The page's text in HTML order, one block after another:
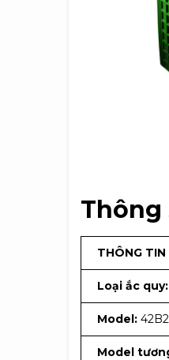
Thông
THÔNG TIN
Loại ắc quy:
Model:
Model